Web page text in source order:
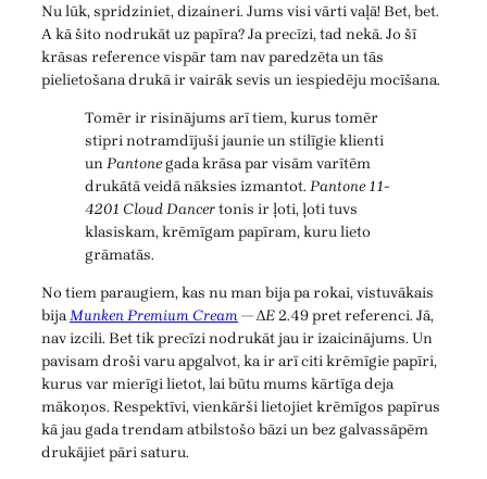
Nu lūk, spridziniet, dizaineri. Jums visi vārti vaļā! Bet, bet.
A kā šito nodrukāt uz papīra? Ja precīzi, tad nekā. Jo šī
krāsas reference vispār tam nav paredzēta un tās
pielietošana drukā ir vairāk sevis un iespiedēju mocīšana.
Tomēr ir risinājums arī tiem, kurus tomēr
stipri notramdījuši jaunie un stilīgie klienti
unPantonegada krāsa par visām varītēm
drukātā veidā nāksies izmantot. Pantone 11-
4201 Cloud Dancertonis ir ļoti, ļoti tuvs
klasiskam, krēmīgam papīram, kuru lieto
grāmatās.
No tiem paraugiem, kas nu man bija pa rokai, vistuvākais
bijaMunken Premium Cream— ΔE2.49 pret referenci. Jā,
nav izcili. Bet tik precīzi nodrukāt jau ir izaicinājums. Un
pavisam droši varu apgalvot, ka ir arī citi krēmīgie papīri,
kurus var mierīgi lietot, lai būtu mums kārtīga deja
mākoņos. Respektīvi, vienkārši lietojiet krēmīgos papīrus
kā jau gada trendam atbilstošo bāzi un bez galvassāpēm
drukājiet pāri saturu.